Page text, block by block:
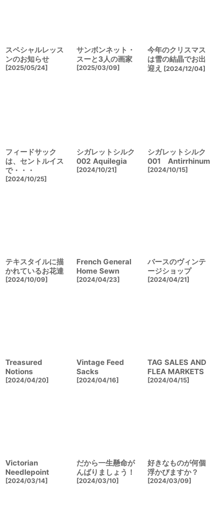
スペシャルレッス
ンのお知らせ
[2025/05/24]
サンボンネット・
スーと3人の画家
[2025/03/09]
今年のクリスマス
は雪の結晶でお出
迎え [2024/12/04]
フィードサック
は、セントルイス
で・・・
[2024/10/25]
シガレットシルク
002 Aquilegia
[2024/10/21]
シガレットシルク
001 Antirrhinum
[2024/10/15]
テキスタイルに描
かれているお花達
[2024/10/09]
French General
Home Sewn
[2024/04/23]
バースのヴィンテ
ージショップ
[2024/04/21]
Treasured
Notions
[2024/04/20]
Vintage Feed
Sacks
[2024/04/16]
TAG SALES AND
FLEA MARKETS
[2024/04/15]
Victorian
Needlepoint
[2024/03/14]
だから一生懸命が
んばりましょう！
[2024/03/10]
好きなものが何個
浮かびますか？
[2024/03/09]